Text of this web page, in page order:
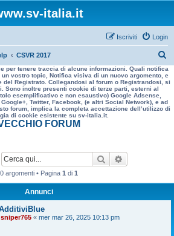
italia.it
Login
Iscriviti
CSVR 2017
e
r
a
per tenere traccia di alcune informazioni. Quali notifica
vostro topic, Notifica visiva di un nuovo argomento, e
del Registrato. Collegandosi al forum o Registrandosi, si
Sono inoltre presenti cookie di terze parti, esterni al
esemplificativo e non esaustivo) Google Adsense,
Twitter, Facebook, (e altri Social Network), e ad
forum, implica la completa accettazione dell’utilizzo di
di cookie esistente su sv-italia.it.
FORUM
Cerca
0 argomenti • Pagina 1 di 1
Annunci
sniper765 « mer mar 26, 2025 10:13 pm